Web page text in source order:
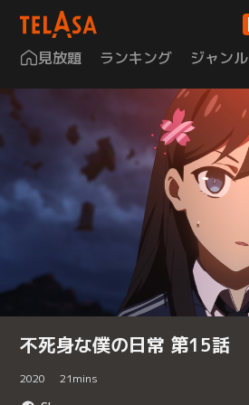
見放題 ランキング ジャンル
不死身な僕の日常 第15話
2020 21mins